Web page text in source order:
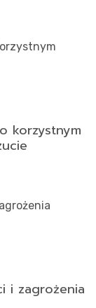
korzystnym
i zagrożenia